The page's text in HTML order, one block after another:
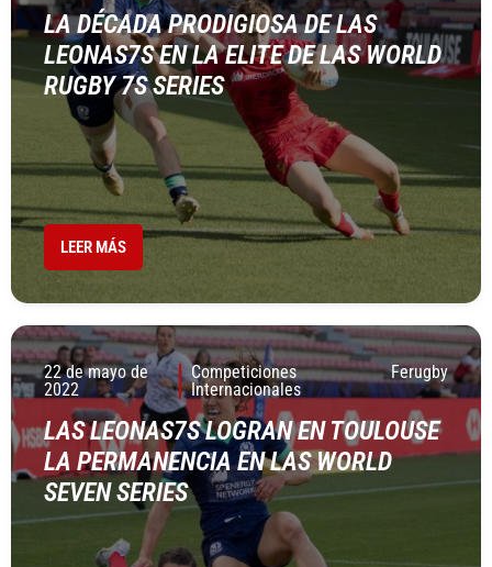
LA DÉCADA PRODIGIOSA DE LAS
LEONAS7S EN LA ELITE DE LAS WORLD
RUGBY 7S SERIES
LEER MÁS
22 de mayo de
2022
Competiciones
Internacionales
Ferugby
LAS LEONAS7S LOGRAN EN TOULOUSE
LA PERMANENCIA EN LAS WORLD
SEVEN SERIES